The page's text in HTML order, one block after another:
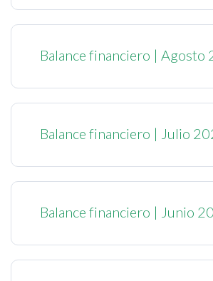
Balance financiero | Agosto
Balance financiero | Julio
Balance financiero | Junio